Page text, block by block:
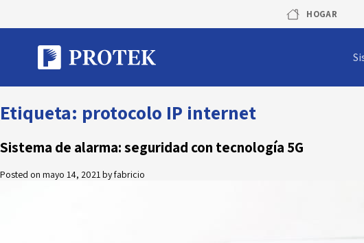
content
HOGAR
Etiqueta: protocolo IP internet
Sistema de alarma: seguridad con tecnología 5G
Posted on mayo 14, 2021byfabricio